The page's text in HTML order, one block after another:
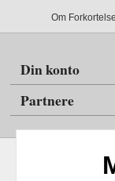
Om
Din konto
Partnere